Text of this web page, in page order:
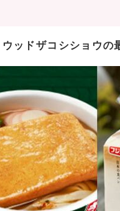
ウッドザコシショウの